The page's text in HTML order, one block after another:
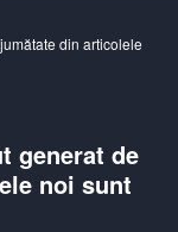
din articolele
generat de
noi sunt